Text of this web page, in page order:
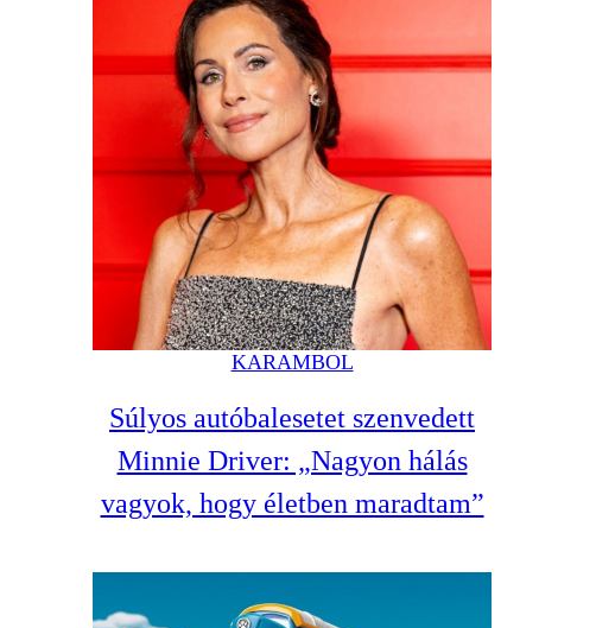
KARAMBOL
Súlyos autóbalesetet szenvedett
Minnie Driver: „Nagyon hálás
vagyok, hogy életben maradtam”